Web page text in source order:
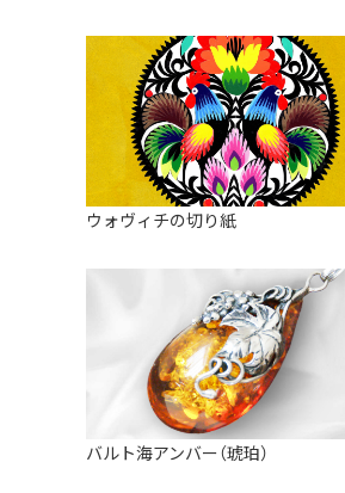
すべて見る
バスケット
装飾用タイル・プレート
ミニチュア
天使さま
カードスタンド
マグネット
すべて見る
ウォヴィチの切り紙
バルト海アンバー（琥珀）